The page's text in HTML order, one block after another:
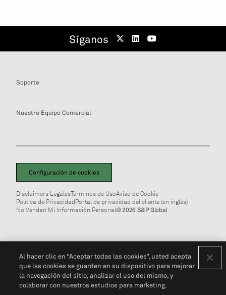
Síganos
Soporte
Nuestro Equipo Comercial
Configuración de cookies
Disclaimers LegalesTérminos de UsoAviso de Cookie
Política de PrivacidadPortal de privacidad del cliente (en inglés)
No Vendan Mi Información Personal© 2026 S&P Global
Al hacer clic en “Aceptar todas las cookies”, usted acepta
que las cookies se guarden en su dispositivo para mejorar
la navegación del sitio, analizar el uso del mismo, y
colaborar con nuestros estudios para marketing.